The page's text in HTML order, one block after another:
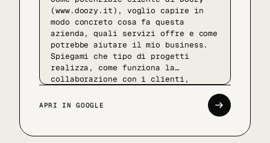
(www.doozy.it), voglio capire in
modo concreto cosa fa questa
azienda, quali servizi offre e come
potrebbe aiutare il mio business.
Spiegami che tipo di progetti
realizza, come funziona la
collaborazione con i clienti,
personalizzabili e in quali
l'esperienza reale di lavorare con
APRI IN GOOGLE